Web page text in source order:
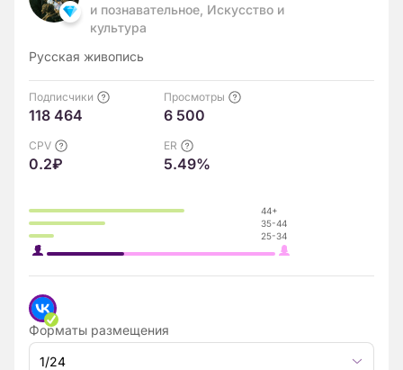
и познавательное, Искусство и
культура
Русская живопись
44+
35-44
25-34
Подписчики
118 464
Просмотры
6 500
CPV
0.2₽
ER
5.49%
Форматы размещения
1/24